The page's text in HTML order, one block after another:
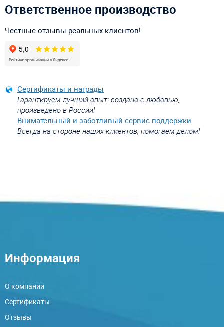
Ответственное производство
Честные отзывы реальных клиентов!
Сертификаты и награды
Гарантируем лучший опыт: создано с любовью,
произведено в России!
Внимательный и заботливый сервис поддержки
Всегда на стороне наших клиентов, помогаем делом!
Информация
О компании
Сертификаты
Отзывы